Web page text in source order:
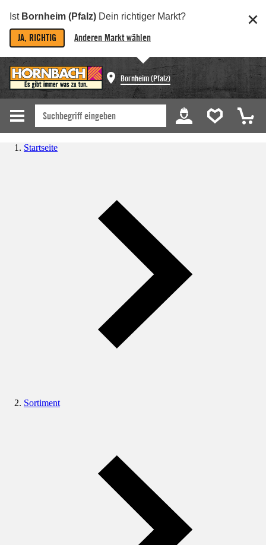
Ist Bornheim (Pfalz) Dein richtiger Markt?
JA, RICHTIG Anderen Markt wählen
Bornheim (Pfalz)
Startseite
Sortiment